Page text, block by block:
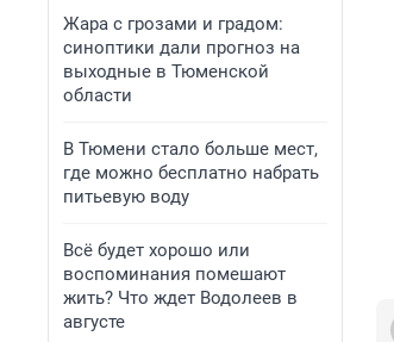
Жара с грозами и градом:
синоптики дали прогноз на
выходные в Тюменской
области
В Тюмени стало больше мест,
где можно бесплатно набрать
питьевую воду
Всё будет хорошо или
воспоминания помешают
жить? Что ждет Водолеев в
августе